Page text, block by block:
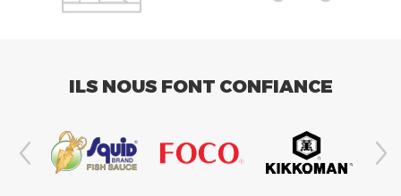
ILS NOUS FONT CONFIANCE